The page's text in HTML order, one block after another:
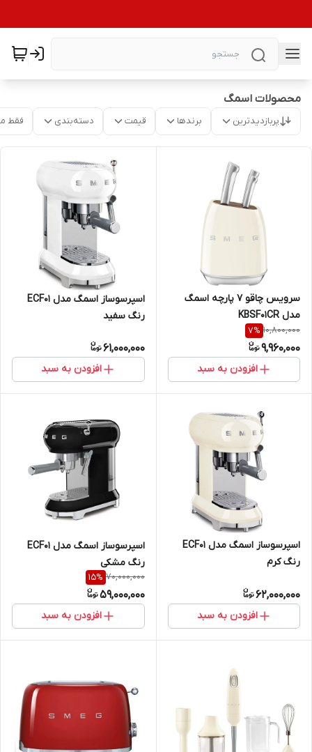
محصولات اسمگ
پربازدیدترین برندها قیمت دسته‌بندی فقط
سرویس چاقو 7 پارچه اسمگ
مدل KBSF01CR
10,800,000
7%
9,960,000
افزودن به سبد
اسپرسوساز اسمگ مدل ECF01
رنگ سفید
61,000,000
افزودن به سبد
اسپرسوساز اسمگ مدل ECF01
رنگ کرم
62,000,000
افزودن به سبد
اسپرسوساز اسمگ مدل ECF01
رنگ مشکی
70,000,000
15%
59,000,000
افزودن به سبد